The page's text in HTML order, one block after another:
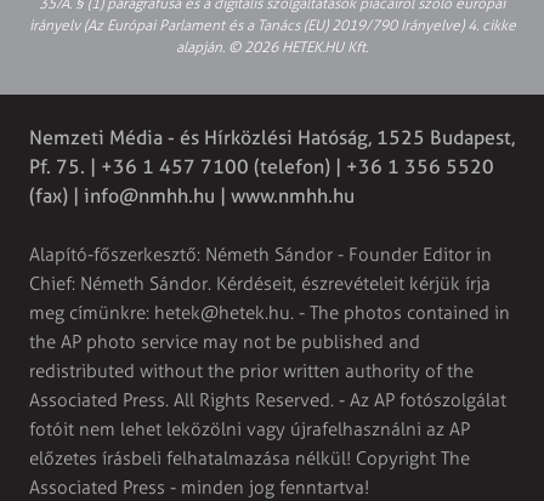
irányelv (Az Európai Parlament és a Tanács (EU) 2019/790 Irányelve) 4. cikke
alapján. © 2026 HETEK.HU Kft.
Nemzeti Média - és Hírközlési Hatóság, 1525 Budapest,
Pf. 75. | +36 1 457 7100 (telefon) | +36 1 356 5520
(fax) | info@nmhh.hu | www.nmhh.hu
Alapító-főszerkesztő: Németh Sándor - Founder Editor in
Chief: Németh Sándor. Kérdéseit, észrevételeit kérjük írja
meg címünkre: hetek@hetek.hu. - The photos contained in
the AP photo service may not be published and
redistributed without the prior written authority of the
Associated Press. All Rights Reserved. - Az AP fotószolgálat
fotóit nem lehet leközölni vagy újrafelhasználni az AP
előzetes írásbeli felhatalmazása nélkül! Copyright The
Associated Press - minden jog fenntartva!